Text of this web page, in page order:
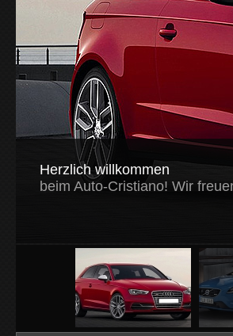
Herzlich willkommen
beim Auto-Cristiano! Wir